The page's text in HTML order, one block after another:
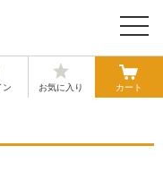
ン お気に入り カート